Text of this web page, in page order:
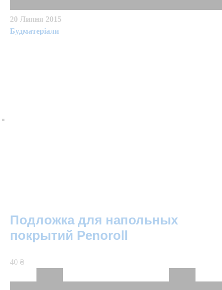
20 Липня 2015
Будматеріали
Подложка для напольных
покрытий Penoroll
40 ₴